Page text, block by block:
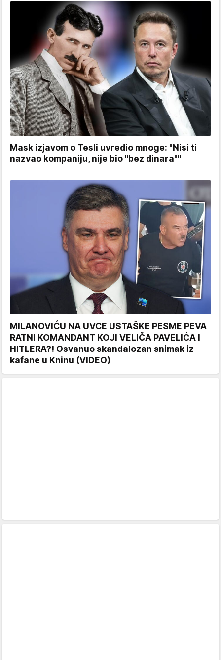
Mask izjavom o Tesli uvredio mnoge: "Nisi ti
nazvao kompaniju, nije bio "bez dinara""
MILANOVIĆU NA UVCE USTAŠKE PESME PEVA
RATNI KOMANDANT KOJI VELIČA PAVELIĆA I
HITLERA?! Osvanuo skandalozan snimak iz
kafane u Kninu (VIDEO)